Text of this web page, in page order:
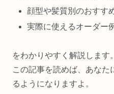
顔型や髪質別のおすす
実際に使えるオーダー
をわかりやすく解説します。
この記事を読めば、あなた
るようになりますよ。